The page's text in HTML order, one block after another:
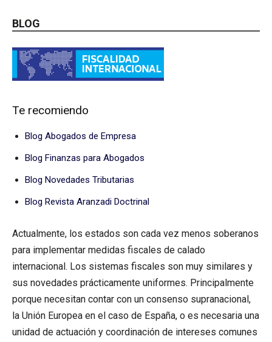
BLOG
Te recomiendo
Blog Abogados de Empresa
Blog Finanzas para Abogados
Blog Novedades Tributarias
Blog Revista Aranzadi Doctrinal
Actualmente, los estados son cada vez menos soberanos
para implementar medidas fiscales de calado
internacional. Los sistemas fiscales son muy similares y
sus novedades prácticamente uniformes. Principalmente
porque necesitan contar con un consenso supranacional,
la Unión Europea en el caso de España, o es necesaria una
unidad de actuación y coordinación de intereses comunes